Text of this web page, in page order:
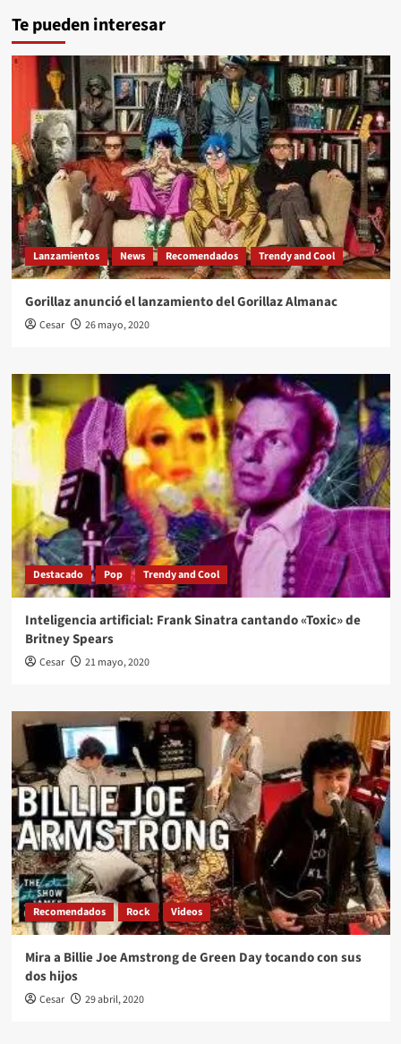
Te pueden interesar
Lanzamientos News Recomendados Trendy and Cool
Gorillaz anunció el lanzamiento del Gorillaz Almanac
Cesar 26 mayo, 2020
Destacado Pop Trendy and Cool
Inteligencia artificial: Frank Sinatra cantando «Toxic» de
Britney Spears
Cesar 21 mayo, 2020
Recomendados Rock Videos
Mira a Billie Joe Amstrong de Green Day tocando con sus
dos hijos
Cesar 29 abril, 2020